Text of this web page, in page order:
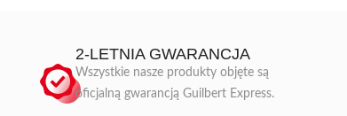
2-LETNIA GWARANCJA
Wszystkie nasze produkty objęte są
oficjalną gwarancją Guilbert Express.